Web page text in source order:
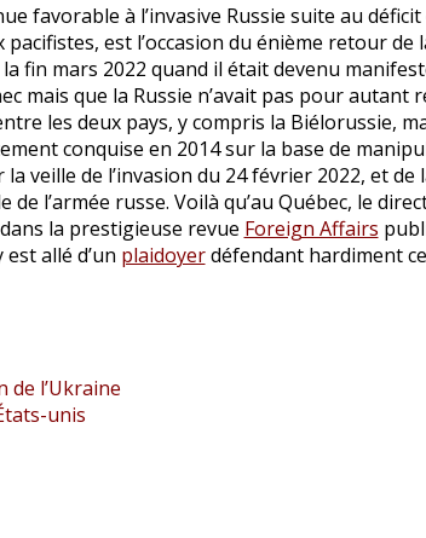
favorable à l’invasive Russie suite au déficit
est l’occasion du énième retour de
fin mars 2022 quand il était devenu
mais que la Russie n’avait pas pour autant
les deux pays, y compris la Biélorussie,
conquise en 2014 sur la base de
veille de l’invasion du 24 février 2022, et de
l’armée russe. Voilà qu’au Québec, le
la prestigieuse revue Foreign Affairs
allé d’un plaidoyerdéfendant hardiment
de l’Ukraine
unis